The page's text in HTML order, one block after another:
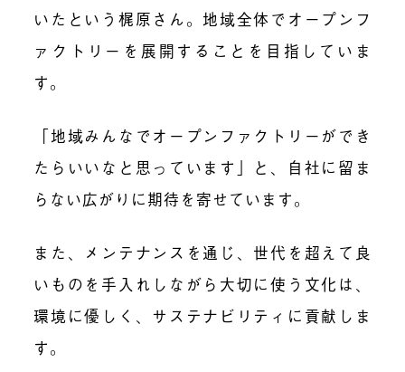
いたという梶原さん。地域全体でオープンフ
ァクトリーを展開することを目指していま
す。
「地域みんなでオープンファクトリーができ
たらいいなと思っています」と、自社に留ま
らない広がりに期待を寄せています。
また、メンテナンスを通じ、世代を超えて良
いものを手入れしながら大切に使う文化は、
環境に優しく、サステナビリティに貢献しま
す。